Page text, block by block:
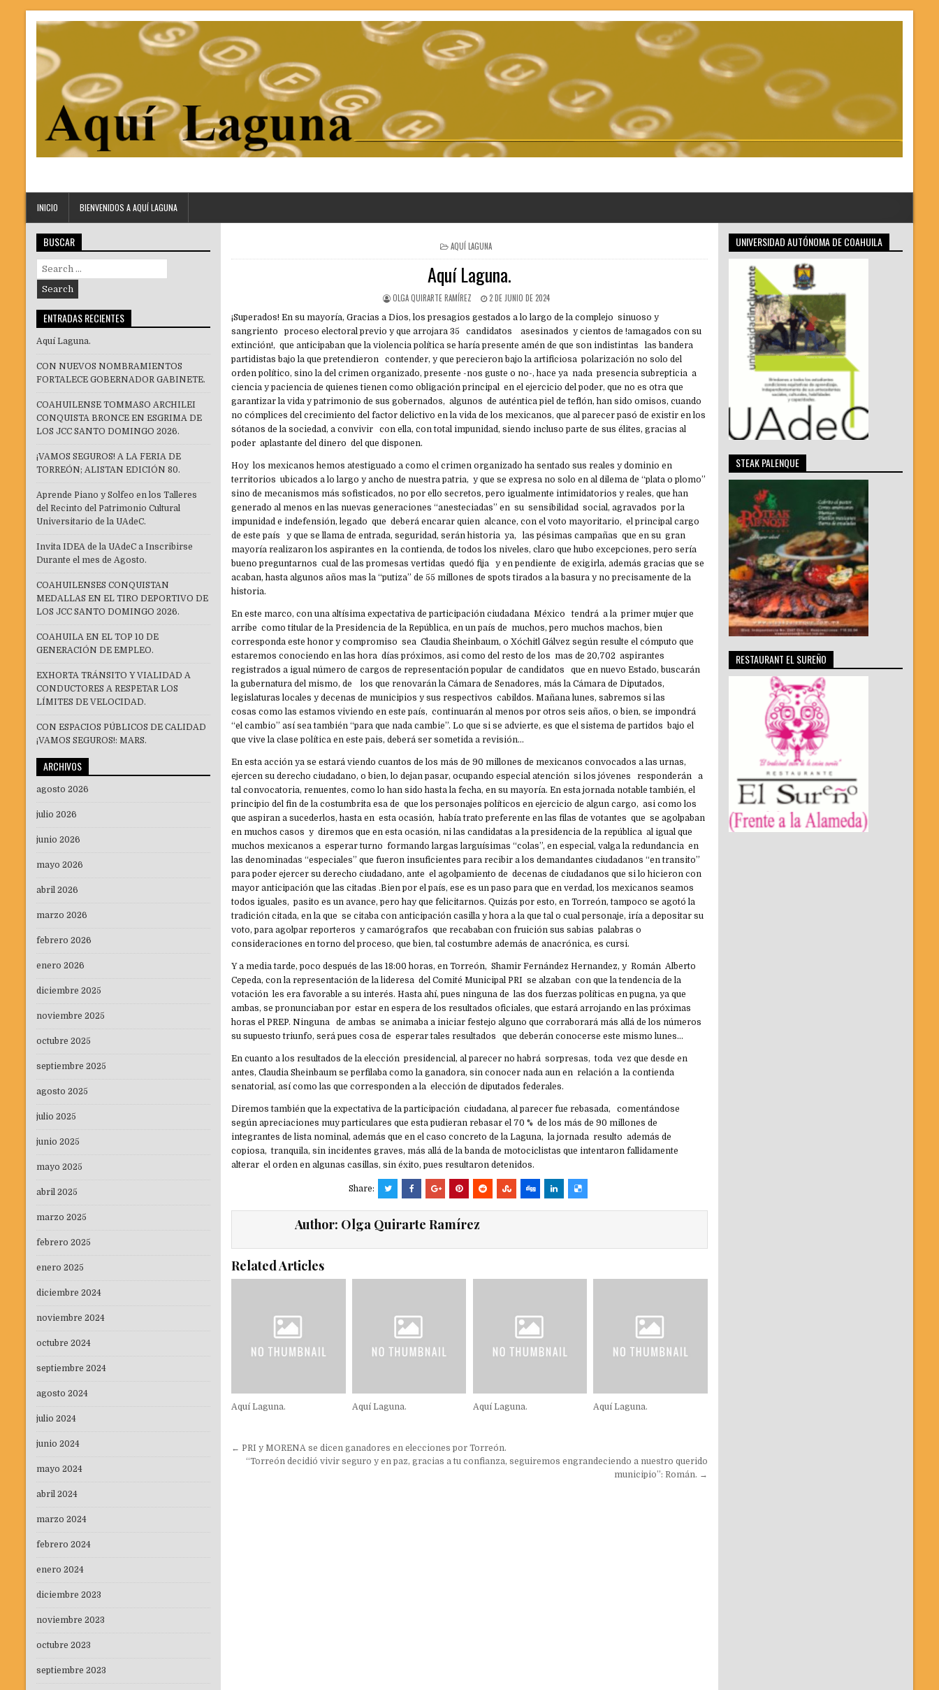
INICIO BIENVENIDOS A AQUÍ LAGUNA
POSTED
IN
AQUÍ LAGUNA
Aquí Laguna.
OLGA QUIRARTE RAMÍREZ 2 DE JUNIO DE 2024
¡Superados! En su mayoría, Gracias a Dios, los presagios gestados a lo largo de la complejo sinuoso y
sangriento proceso electoral previo y que arrojara 35 candidatos asesinados y cientos de !amagados con su
extinción!, que anticipaban que la violencia política se haría presente amén de que son indistintas las bandera
partidistas bajo la que pretendieron contender, y que perecieron bajo la artificiosa polarización no solo del
orden político, sino la del crimen organizado, presente -nos guste o no-, hace ya nada presencia subrepticia a
ciencia y paciencia de quienes tienen como obligación principal en el ejercicio del poder, que no es otra que
garantizar la vida y patrimonio de sus gobernados, algunos de auténtica piel de teflón, han sido omisos, cuando
no cómplices del crecimiento del factor delictivo en la vida de los mexicanos, que al parecer pasó de existir en los
sótanos de la sociedad, a convivir con ella, con total impunidad, siendo incluso parte de sus élites, gracias al
poder aplastante del dinero del que disponen.
Hoy los mexicanos hemos atestiguado a como el crimen organizado ha sentado sus reales y dominio en
territorios ubicados a lo largo y ancho de nuestra patria, y que se expresa no solo en al dilema de “plata o plomo”
sino de mecanismos más sofisticados, no por ello secretos, pero igualmente intimidatorios y reales, que han
generado al menos en las nuevas generaciones “anesteciadas” en su sensibilidad social, agravados por la
impunidad e indefensión, legado que deberá encarar quien alcance, con el voto mayoritario, el principal cargo
de este país y que se llama de entrada, seguridad, serán historia ya, las pésimas campañas que en su gran
mayoría realizaron los aspirantes en la contienda, de todos los niveles, claro que hubo excepciones, pero sería
bueno preguntarnos cual de las promesas vertidas quedó fija y en pendiente de exigirla, además gracias que se
acaban, hasta algunos años mas la “putiza” de 55 millones de spots tirados a la basura y no precisamente de la
historia.
En este marco, con una altísima expectativa de participación ciudadana México tendrá a la primer mujer que
arribe como titular de la Presidencia de la República, en un país de muchos, pero muchos machos, bien
corresponda este honor y compromiso sea Claudia Sheinbaum, o Xóchitl Gálvez según resulte el cómputo que
estaremos conociendo en las hora días próximos, asi como del resto de los mas de 20,702 aspirantes
registrados a igual número de cargos de representación popular de candidatos que en nuevo Estado, buscarán
la gubernatura del mismo, de los que renovarán la Cámara de Senadores, más la Cámara de Diputados,
legislaturas locales y decenas de municipios y sus respectivos cabildos. Mañana lunes, sabremos si las
cosas como las estamos viviendo en este país, continuarán al menos por otros seis años, o bien, se impondrá
“el cambio” así sea también “para que nada cambie”. Lo que si se advierte, es que el sistema de partidos bajo el
que vive la clase política en este pais, deberá ser sometida a revisión…
En esta acción ya se estará viendo cuantos de los más de 90 millones de mexicanos convocados a las urnas,
ejercen su derecho ciudadano, o bien, lo dejan pasar, ocupando especial atención si los jóvenes responderán a
tal convocatoria, renuentes, como lo han sido hasta la fecha, en su mayoría. En esta jornada notable también, el
principio del fin de la costumbrita esa de que los personajes políticos en ejercicio de algun cargo, asi como los
que aspiran a sucederlos, hasta en esta ocasión, había trato preferente en las filas de votantes que se agolpaban
en muchos casos y diremos que en esta ocasión, ni las candidatas a la presidencia de la república al igual que
muchos mexicanos a esperar turno formando largas larguísimas “colas”, en especial, valga la redundancia en
las denominadas “especiales” que fueron insuficientes para recibir a los demandantes ciudadanos “en transito”
para poder ejercer su derecho ciudadano, ante el agolpamiento de decenas de ciudadanos que si lo hicieron con
mayor anticipación que las citadas .Bien por el país, ese es un paso para que en verdad, los mexicanos seamos
todos iguales, pasito es un avance, pero hay que felicitarnos. Quizás por esto, en Torreón, tampoco se agotó la
tradición citada, en la que se citaba con anticipación casilla y hora a la que tal o cual personaje, iría a depositar su
voto, para agolpar reporteros y camarógrafos que recababan con fruición sus sabias palabras o
consideraciones en torno del proceso, que bien, tal costumbre además de anacrónica, es cursi.
Y a media tarde, poco después de las 18:00 horas, en Torreón, Shamir Fernández Hernandez, y Román Alberto
Cepeda, con la representación de la lideresa del Comité Municipal PRI se alzaban con que la tendencia de la
votación les era favorable a su interés. Hasta ahí, pues ninguna de las dos fuerzas políticas en pugna, ya que
ambas, se pronunciaban por estar en espera de los resultados oficiales, que estará arrojando en las próximas
horas el PREP. Ninguna de ambas se animaba a iniciar festejo alguno que corraborará más allá de los números
su supuesto triunfo, será pues cosa de esperar tales resultados que deberán conocerse este mismo lunes…
En cuanto a los resultados de la elección presidencial, al parecer no habrá sorpresas, toda vez que desde en
antes, Claudia Sheinbaum se perfilaba como la ganadora, sin conocer nada aun en relación a la contienda
senatorial, así como las que corresponden a la elección de diputados federales.
Diremos también que la expectativa de la participación ciudadana, al parecer fue rebasada, comentándose
según apreciaciones muy particulares que esta pudieran rebasar el 70 % de los más de 90 millones de
integrantes de lista nominal, además que en el caso concreto de la Laguna, la jornada resulto además de
copiosa, tranquila, sin incidentes graves, más allá de la banda de motociclistas que intentaron fallidamente
alterar el orden en algunas casillas, sin éxito, pues resultaron detenidos.
Share:
Author: Olga Quirarte Ramírez
Related Articles
Aquí Laguna. Aquí Laguna. Aquí Laguna. Aquí Laguna.
Navegación
de
← PRI y MORENA se dicen ganadores en elecciones por Torreón.
“Torreón decidió vivir seguro y en paz, gracias a tu confianza, seguiremos engrandeciendo a nuestro querido
municipio”: Román. →
BUSCAR
Search
for:
ENTRADAS RECIENTES
Aquí Laguna.
CON NUEVOS NOMBRAMIENTOS
FORTALECE GOBERNADOR GABINETE.
COAHUILENSE TOMMASO ARCHILEI
CONQUISTA BRONCE EN ESGRIMA DE
LOS JCC SANTO DOMINGO 2026.
¡VAMOS SEGUROS! A LA FERIA DE
TORREÓN; ALISTAN EDICIÓN 80.
Aprende Piano y Solfeo en los Talleres
del Recinto del Patrimonio Cultural
Universitario de la UAdeC.
Invita IDEA de la UAdeC a Inscribirse
Durante el mes de Agosto.
COAHUILENSES CONQUISTAN
MEDALLAS EN EL TIRO DEPORTIVO DE
LOS JCC SANTO DOMINGO 2026.
COAHUILA EN EL TOP 10 DE
GENERACIÓN DE EMPLEO.
EXHORTA TRÁNSITO Y VIALIDAD A
CONDUCTORES A RESPETAR LOS
LÍMITES DE VELOCIDAD.
CON ESPACIOS PÚBLICOS DE CALIDAD
¡VAMOS SEGUROS!: MARS.
ARCHIVOS
agosto 2026
julio 2026
junio 2026
mayo 2026
abril 2026
marzo 2026
febrero 2026
enero 2026
diciembre 2025
noviembre 2025
octubre 2025
septiembre 2025
agosto 2025
julio 2025
junio 2025
mayo 2025
abril 2025
marzo 2025
febrero 2025
enero 2025
diciembre 2024
noviembre 2024
octubre 2024
septiembre 2024
agosto 2024
julio 2024
junio 2024
mayo 2024
abril 2024
marzo 2024
febrero 2024
enero 2024
diciembre 2023
noviembre 2023
octubre 2023
septiembre 2023
UNIVERSIDAD AUTÓNOMA DE COAHUILA
STEAK PALENQUE
RESTAURANT EL SUREÑO